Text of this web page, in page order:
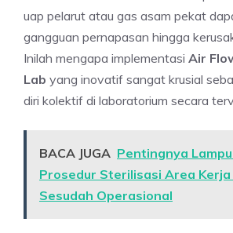
uap pelarut atau gas asam pekat
gangguan pernapasan hingga
Inilah mengapa implementasi Air
Lab yang inovatif sangat krusial
diri kolektif di laboratorium secara
BACA JUGA Pentingnya Lampu
Prosedur Sterilisasi Area Kerja
Sesudah Operasional